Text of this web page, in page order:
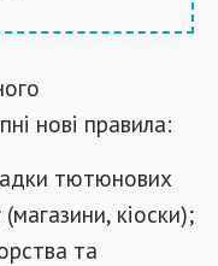
нові правила:
тютюнових
кіоски);
та